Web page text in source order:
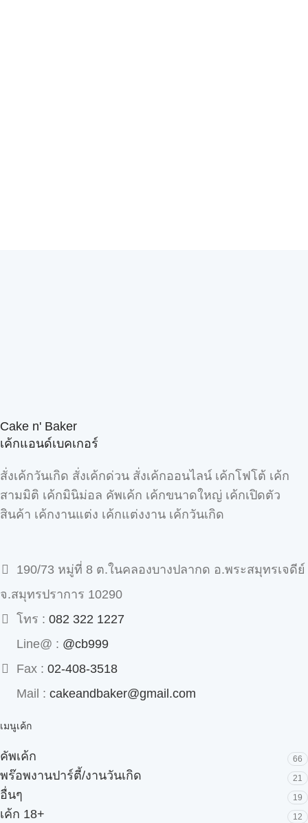
Cake n' Baker
เค้กแอนด์เบคเกอร์
สั่งเค้กวันเกิด สั่งเค้กด่วน สั่งเค้กออนไลน์ เค้กโฟโต้ เค้ก
สามมิติ เค้กมินิม่อล คัพเค้ก เค้กขนาดใหญ่ เค้กเปิดตัว
สินค้า เค้กงานแต่ง เค้กแต่งงาน เค้กวันเกิด
190/73 หมู่ที่ 8 ต.ในคลองบางปลากด อ.พระสมุทรเจดีย์
จ.สมุทรปราการ 10290
โทร : 082 322 1227
Line@ : @cb999
Fax : 02-408-3518
Mail : cakeandbaker@gmail.com
เมนูเค้ก
คัพเค้ก 66
พร๊อพงานปาร์ตี้/งานวันเกิด 21
อื่นๆ 19
เค้ก 18+ 12